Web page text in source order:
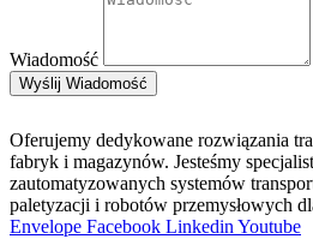
Wiadomość
Wyślij Wiadomość
Oferujemy dedykowane rozwiązania
fabryk i magazynów. Jesteśmy
zautomatyzowanych systemów
paletyzacji i robotów przemysłowych
Envelope Facebook Linkedin Youtube